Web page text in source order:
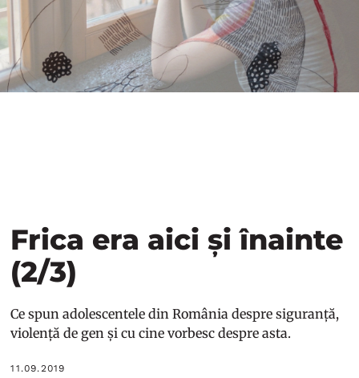
Frica era aici și înainte
(2/3)
Ce spun adolescentele din România despre siguranță,
violență de gen și cu cine vorbesc despre asta.
11.09.2019